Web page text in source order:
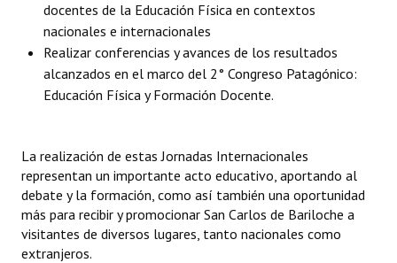
docentes de la Educación Física en contextos
nacionales e internacionales
Realizar conferencias y avances de los resultados
alcanzados en el marco del 2° Congreso Patagónico:
Educación Física y Formación Docente.
La realización de estas Jornadas Internacionales
representan un importante acto educativo, aportando al
debate y la formación, como así también una oportunidad
más para recibir y promocionar San Carlos de Bariloche a
visitantes de diversos lugares, tanto nacionales como
extranjeros.